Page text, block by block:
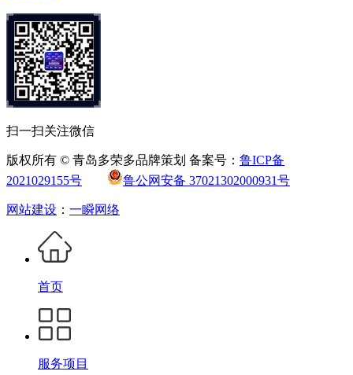
扫一扫关注微信
版权所有 © 青岛多荣多品牌策划 备案号： 鲁ICP备
2021029155号
鲁公网安备 37021302000931号
网站建设 ： 一瞬网络
首页
服务项目